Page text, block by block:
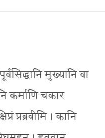
मुख्यानि वा
कर्माणि चकार
प्रब्रवीमि । कानि